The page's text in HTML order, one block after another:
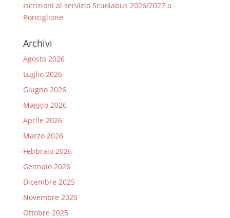
Iscrizioni al servizio Scuolabus 2026/2027 a
Ronciglione
Archivi
Agosto 2026
Luglio 2026
Giugno 2026
Maggio 2026
Aprile 2026
Marzo 2026
Febbraio 2026
Gennaio 2026
Dicembre 2025
Novembre 2025
Ottobre 2025